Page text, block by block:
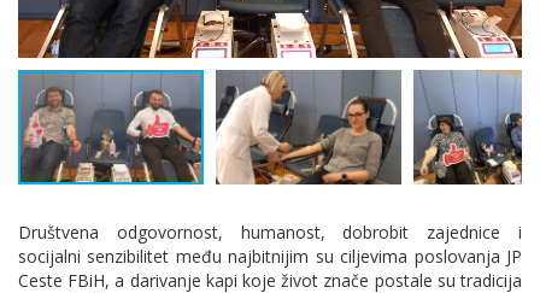
Društvena odgovornost, humanost, dobrobit zajednice i
socijalni senzibilitet među najbitnijim su ciljevima poslovanja JP
Ceste FBiH, a darivanje kapi koje život znače postale su tradicija